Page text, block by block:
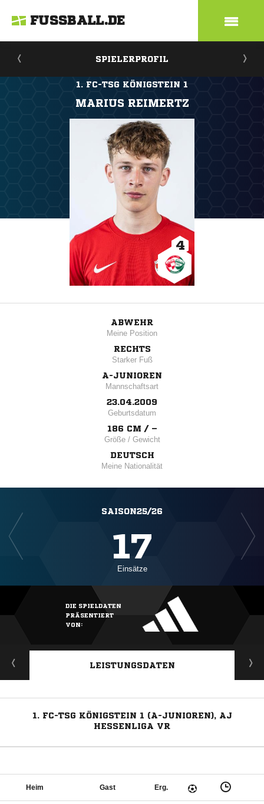
FUSSBALL.DE
SPIELERPROFIL
1. FC-TSG KÖNIGSTEIN 1
MARIUS REIMERTZ
4
ABWEHR
Meine Position
RECHTS
Starker Fuß
A-JUNIOREN
Mannschaftsart
23.04.2009
Geburtsdatum
186 CM / –
Größe / Gewicht
DEUTSCH
Meine Nationalität
SAISON25/26
17
Einsätze
DIE SPIELDATEN
PRÄSENTIERT
VON:
LEISTUNGSDATEN
1. FC-TSG KÖNIGSTEIN 1 (A-JUNIOREN), AJ
HESSENLIGA VR
Heim Gast Erg.